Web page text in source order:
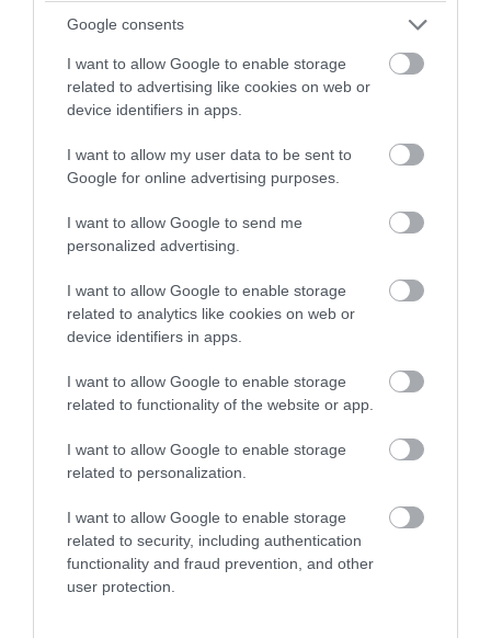
Google consents
I want to allow Google to enable storage
related to advertising like cookies on web or
device identifiers in apps.
I want to allow my user data to be sent to
Google for online advertising purposes.
I want to allow Google to send me
personalized advertising.
I want to allow Google to enable storage
related to analytics like cookies on web or
device identifiers in apps.
I want to allow Google to enable storage
related to functionality of the website or app.
I want to allow Google to enable storage
related to personalization.
I want to allow Google to enable storage
related to security, including authentication
functionality and fraud prevention, and other
user protection.
A sóoldat olcsó és hatásos módja a gyomirtásnak. A vizet és a sót
3:1 arányban keverd össze és a keletkezett oldatot közvetlenül a